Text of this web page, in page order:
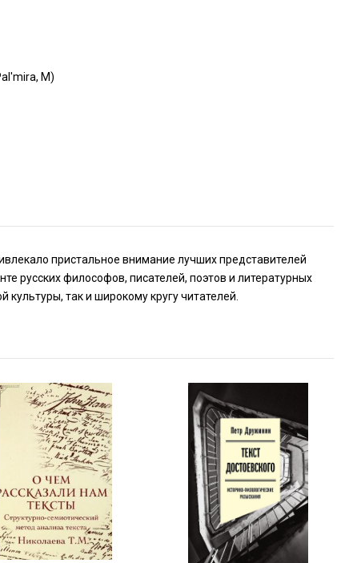
M)
пристальное внимание лучших представителей
русских философов, писателей, поэтов и литературных
культуры, так и широкому кругу читателей.